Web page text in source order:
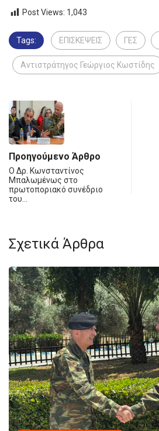
Post Views: 1,043
Tags: ΕΠΙΣΚΕΨΕΙΣ ΓΕΣ
Αντιστράτηγος Γεώργιος Κωστίδης
Προηγούμενο Άρθρο
Ο Δρ. Κωνσταντίνος
Μπαλωμένως στο
πρωτοποριακό συνέδριο
του…
Σχετικά Άρθρα